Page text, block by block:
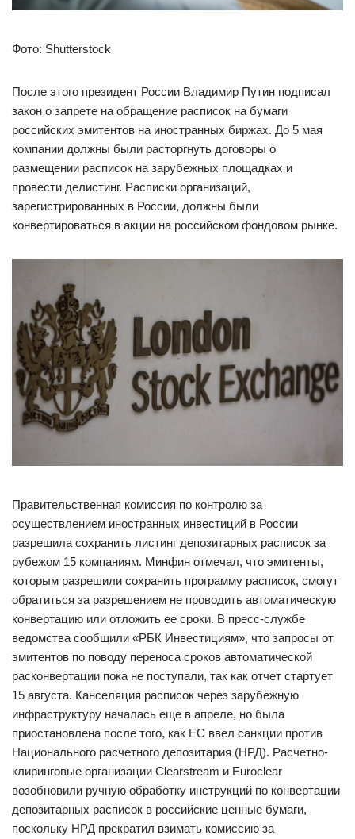
Фото: Shutterstock
После этого президент России Владимир Путин подписал
закон о запрете на обращение расписок на бумаги
российских эмитентов на иностранных биржах. До 5 мая
компании должны были расторгнуть договоры о
размещении расписок на зарубежных площадках и
провести делистинг. Расписки организаций,
зарегистрированных в России, должны были
конвертироваться в акции на российском фондовом рынке.
Правительственная комиссия по контролю за
осуществлением иностранных инвестиций в России
разрешила сохранить листинг депозитарных расписок за
рубежом 15 компаниям. Минфин отмечал, что эмитенты,
которым разрешили сохранить программу расписок, смогут
обратиться за разрешением не проводить автоматическую
конвертацию или отложить ее сроки. В пресс-службе
ведомства сообщили «РБК Инвестициям», что запросы от
эмитентов по поводу переноса сроков автоматической
расконвертации пока не поступали, так как отчет стартует
15 августа. Канселяция расписок через зарубежную
инфраструктуру началась еще в апреле, но была
приостановлена после того, как ЕС ввел санкции против
Национального расчетного депозитария (НРД). Расчетно-
клиринговые организации Clearstream и Euroclear
возобновили ручную обработку инструкций по конвертации
депозитарных расписок в российские ценные бумаги,
поскольку НРД прекратил взимать комиссию за